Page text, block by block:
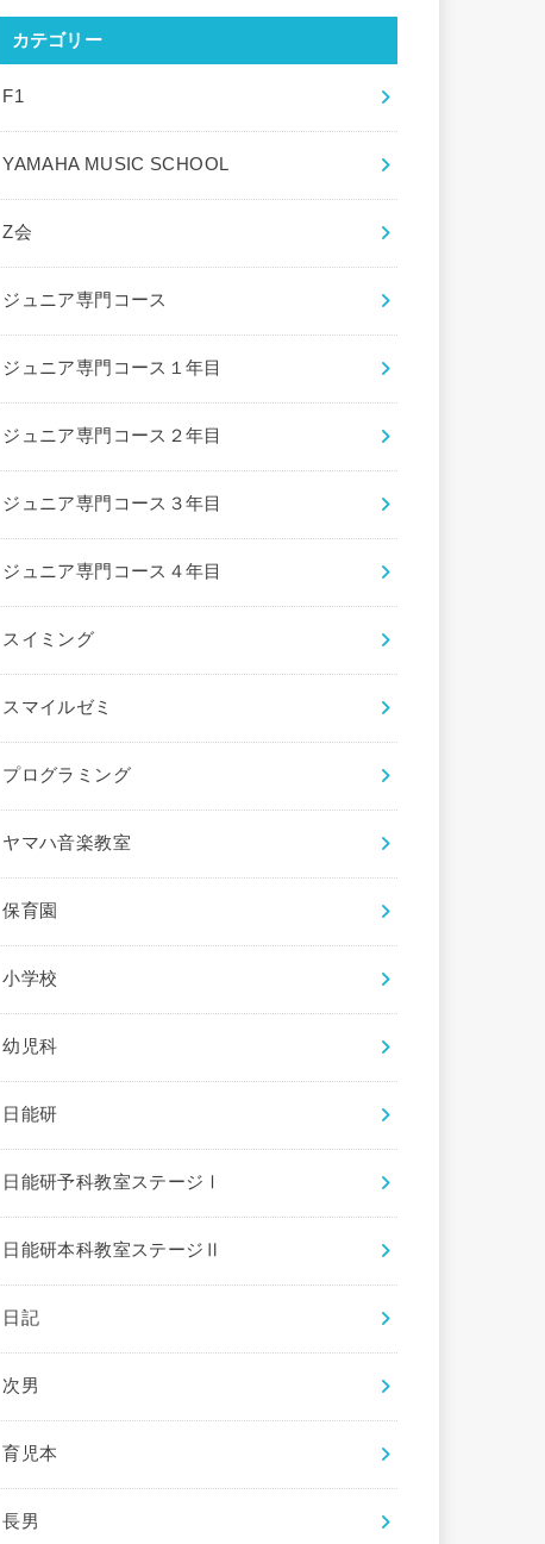
カテゴリー
F1
YAMAHA MUSIC SCHOOL
Z会
ジュニア専門コース
ジュニア専門コース１年目
ジュニア専門コース２年目
ジュニア専門コース３年目
ジュニア専門コース４年目
スイミング
スマイルゼミ
プログラミング
ヤマハ音楽教室
保育園
小学校
幼児科
日能研
日能研予科教室ステージⅠ
日能研本科教室ステージⅡ
日記
次男
育児本
長男